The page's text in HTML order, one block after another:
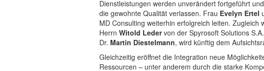
Dienstleistungen werden unverändert fortgeführt
die gewohnte Qualität verlassen. Frau Evelyn Ertel
MD Consulting weiterhin erfolgreich leiten. Zugleich
Herrn Witold Ledervon der Spyrosoft Solutions
Dr. Martin Diestelmann, wird künftig dem
Gleichzeitig eröffnet die Integration neue
Ressourcen – unter anderem durch die starke